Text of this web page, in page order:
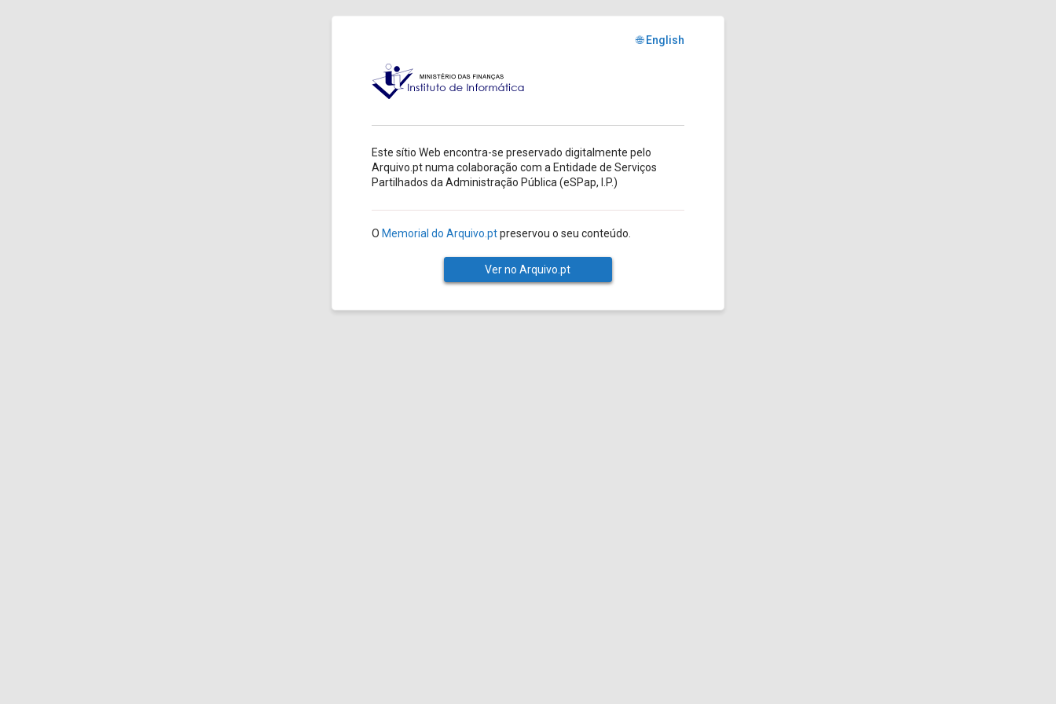
🌐 English
Este sítio Web encontra-se preservado digitalmente pelo
Arquivo.pt numa colaboração com a Entidade de Serviços
Partilhados da Administração Pública (eSPap, I.P.)
O Memorial do Arquivo.ptpreservou o seu conteúdo.
Ver no Arquivo.pt